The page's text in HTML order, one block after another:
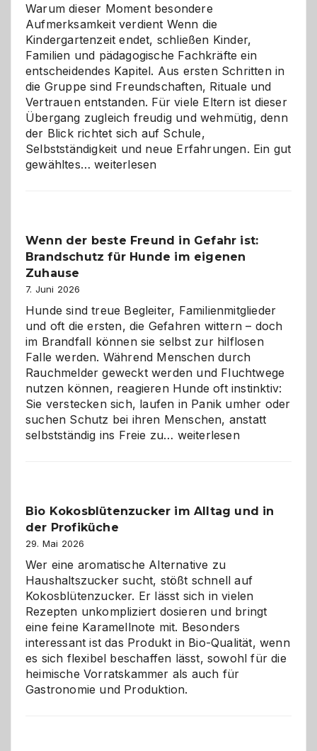
Warum dieser Moment besondere
Aufmerksamkeit verdient Wenn die
Kindergartenzeit endet, schließen Kinder,
Familien und pädagogische Fachkräfte ein
entscheidendes Kapitel. Aus ersten Schritten in
die Gruppe sind Freundschaften, Rituale und
Vertrauen entstanden. Für viele Eltern ist dieser
Übergang zugleich freudig und wehmütig, denn
der Blick richtet sich auf Schule,
Selbstständigkeit und neue Erfahrungen. Ein gut
gewähltes…Abschied
und
herzlich
weiterlesen
Wenn der beste Freund in Gefahr ist:
Brandschutz für Hunde im eigenen
Zuhause
7. Juni 2026
Hunde sind treue Begleiter, Familienmitglieder
und oft die ersten, die Gefahren wittern – doch
im Brandfall können sie selbst zur hilflosen
Falle werden. Während Menschen durch
Rauchmelder geweckt werden und Fluchtwege
nutzen können, reagieren Hunde oft instinktiv:
Sie verstecken sich, laufen in Panik umher oder
suchen Schutz bei ihren Menschen, anstatt
selbstständig ins Freie zu… Wenn
Gefahr
für
Hunde
im
eigenen
Zuhause
weiterlesen
Bio Kokosblütenzucker im Alltag und in
der Profiküche
29. Mai 2026
Wer eine aromatische Alternative zu
Haushaltszucker sucht, stößt schnell auf
Kokosblütenzucker. Er lässt sich in vielen
Rezepten unkompliziert dosieren und bringt
eine feine Karamellnote mit. Besonders
interessant ist das Produkt in Bio-Qualität, wenn
es sich flexibel beschaffen lässt, sowohl für die
heimische Vorratskammer als auch für
Gastronomie und Produktion.